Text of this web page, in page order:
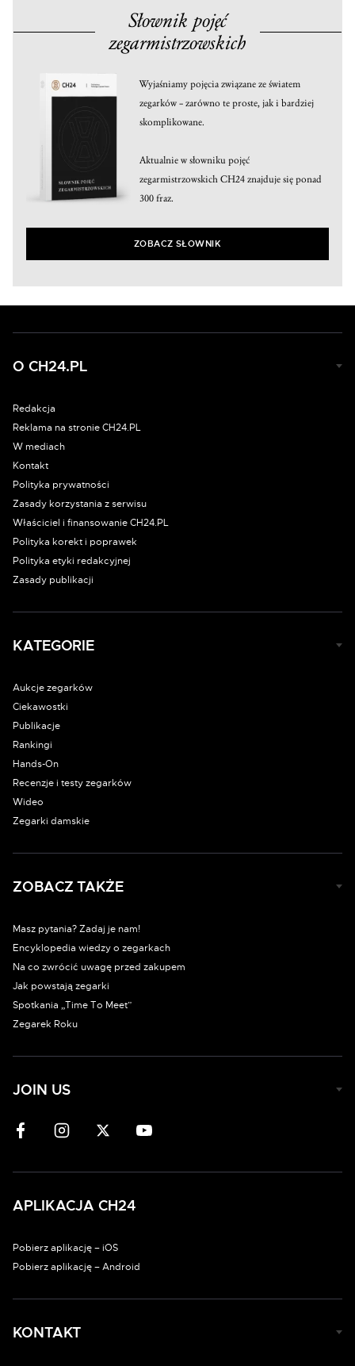
Słownik pojęć
zegarmistrzowskich
Wyjaśniamy pojęcia związane ze światem
zegarków – zarówno te proste, jak i bardziej
skomplikowane.
Aktualnie w słowniku pojęć
zegarmistrzowskich CH24 znajduje się ponad
300 fraz.
ZOBACZ SŁOWNIK
O CH24.PL
Redakcja
Reklama na stronie CH24.PL
W mediach
Kontakt
Polityka prywatności
Zasady korzystania z serwisu
Właściciel i finansowanie CH24.PL
Polityka korekt i poprawek
Polityka etyki redakcyjnej
Zasady publikacji
KATEGORIE
Aukcje zegarków
Ciekawostki
Publikacje
Rankingi
Hands-On
Recenzje i testy zegarków
Wideo
Zegarki damskie
ZOBACZ TAKŻE
Masz pytania? Zadaj je nam!
Encyklopedia wiedzy o zegarkach
Na co zwrócić uwagę przed zakupem
Jak powstają zegarki
Spotkania „Time To Meet”
Zegarek Roku
JOIN US
APLIKACJA CH24
Pobierz aplikację – iOS
Pobierz aplikację – Android
KONTAKT